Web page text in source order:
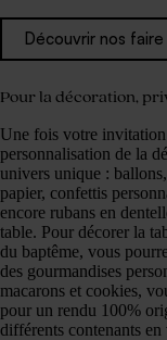
Découvrir nos
Pour la décoration,
Une fois votre
personnalisation de la
univers unique :
papier, confettis
encore rubans en
table. Pour décorer la
du baptême, vous
des gourmandises
macarons et cookies,
pour un rendu 100%
différents contenants